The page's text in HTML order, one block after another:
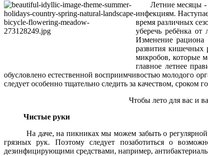
Летние месяцы -
инфекциям.
время различных
уберечь ребёнка
Изменение рациона
развития кишечных
микробов, которые
главное летнее
обусловлено естественной восприимчивостью молодого
следует особенно тщательно следить за качеством, сроком
Чтобы лето для вас и
Чистые руки
На даче, на пикниках мы можем забыть о
грязных рук. Поэтому следует позаботиться о
дезинфицирующими средствами, например,